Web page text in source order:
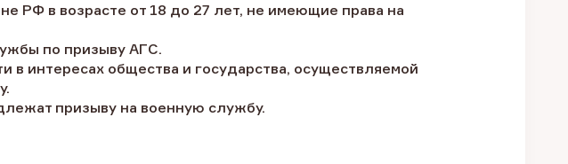
РФ в возрасте от 18 до 27 лет, не имеющие права на
по призыву АГС.
интересах общества и государства, осуществляемой
призыву на военную службу.